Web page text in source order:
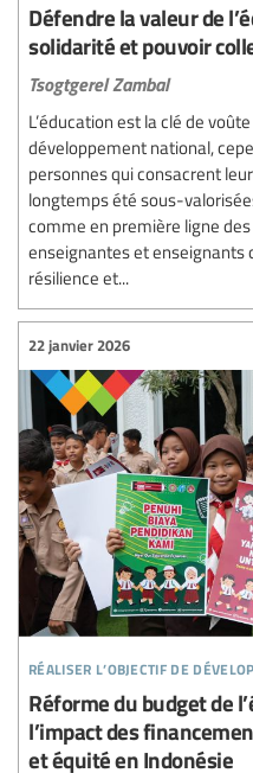
Défendre la valeur de
solidarité et pouvoir
Tsogtgerel Zambal
L’éducation est la clé de
développement national,
personnes qui consacrent
longtemps été sous-
comme en première ligne
enseignantes et enseignants
résilience et...
réaliser l’objectif de
22 janvier 2026
Réforme du budget de
l’impact des
et équité en Indonésie